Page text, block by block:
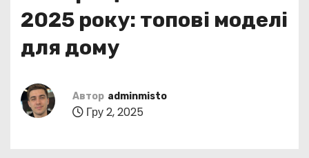
2025 року: топові моделі
для дому
Автор adminmisto
Гру 2, 2025